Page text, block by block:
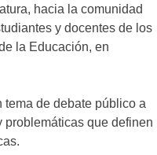
hacia la comunidad
y docentes de los
la Educación, en
tema de debate público a
problemáticas que definen